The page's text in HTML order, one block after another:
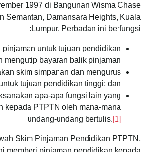
1997 di Bangunan Wisma Chase
Semantan, Damansara Heights, Kuala
Lumpur. Perbadan ini berfungsi:
pinjaman untuk tujuan pendidikan
mengutip bayaran balik pinjaman;
skim simpanan dan mengurus
tujuan pendidikan tinggi; dan
apa-apa fungsi lain yang
kepada PTPTN oleh mana-mana
undang-undang bertulis.[1]
Skim Pinjaman Pendidikan PTPTN,
memberi pinjaman pendidikan kepada